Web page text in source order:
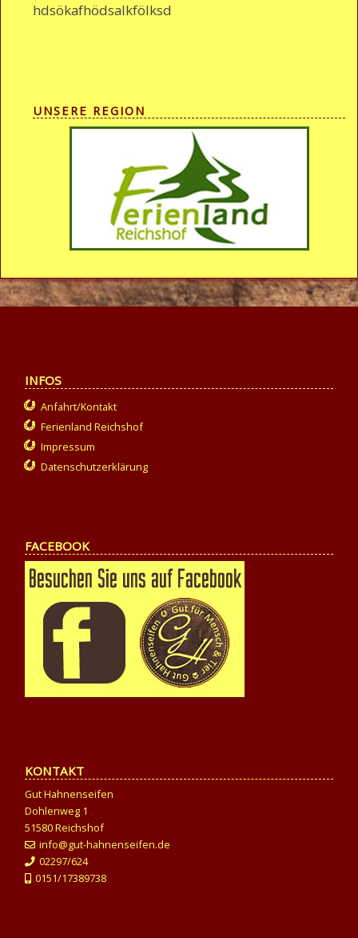
hdsökafhödsalkfölksd
UNSERE REGION
INFOS
Anfahrt/Kontakt
Ferienland Reichshof
Impressum
Datenschutzerklärung
FACEBOOK
KONTAKT
Gut Hahnenseifen
Dohlenweg 1
51580 Reichshof
info@gut-hahnenseifen.de
02297/624
0151/17389738